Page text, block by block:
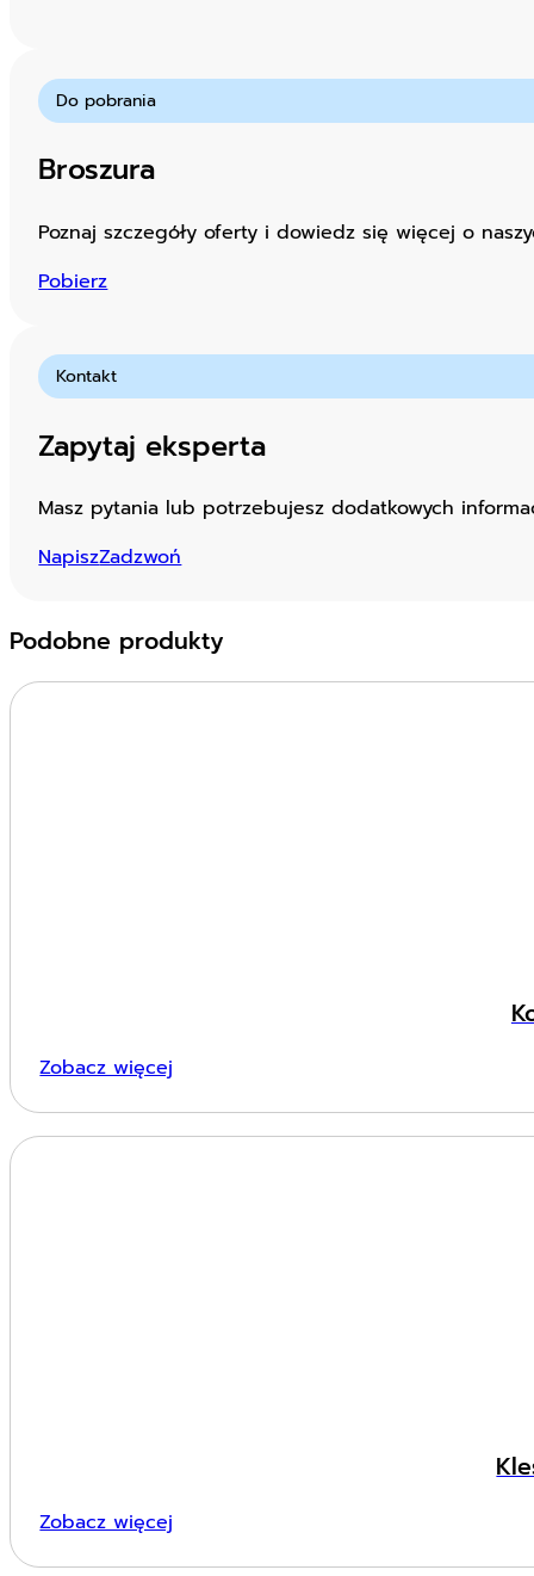
Do pobrania
Broszura
Poznaj szczegóły oferty i dowiedz się więcej o
Pobierz
Kontakt
Zapytaj eksperta
Masz pytania lub potrzebujesz dodatkowych
NapiszZadzwoń
Podobne produkty
Zobacz więcej
Zobacz więcej